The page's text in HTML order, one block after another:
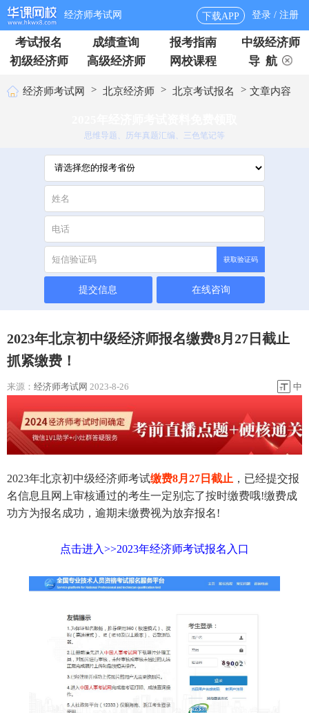
经济师考试网 下载APP 登录 / 注册
考试报名 成绩查询 报考指南
中级经济师
初级经济师
高级经济师 网校课程 导 航
经济师考试网 > 北京经济师 > 北京考试报名 > 文章内容
思维导题、历年真题汇编、三色笔记等
获取验证码
提交信息 在线咨询
2023年北京初中级经济师报名缴费8月27日截止
抓紧缴费！
来源： 经济师考试网 2023-8-26 中
2023年北京初中级经济师考试缴费8月27日截止 ，已经提交报
名信息且网上审核通过的考生一定别忘了按时缴费哦!缴费成
功方为报名成功，逾期未缴费视为放弃报名!
点击进入>>2023年经济师考试报名入口